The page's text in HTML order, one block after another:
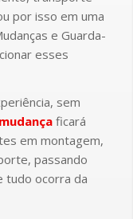
por isso em uma
e Guarda-
esses
sem
mudançaficará
em montagem,
passando
tudo ocorra da